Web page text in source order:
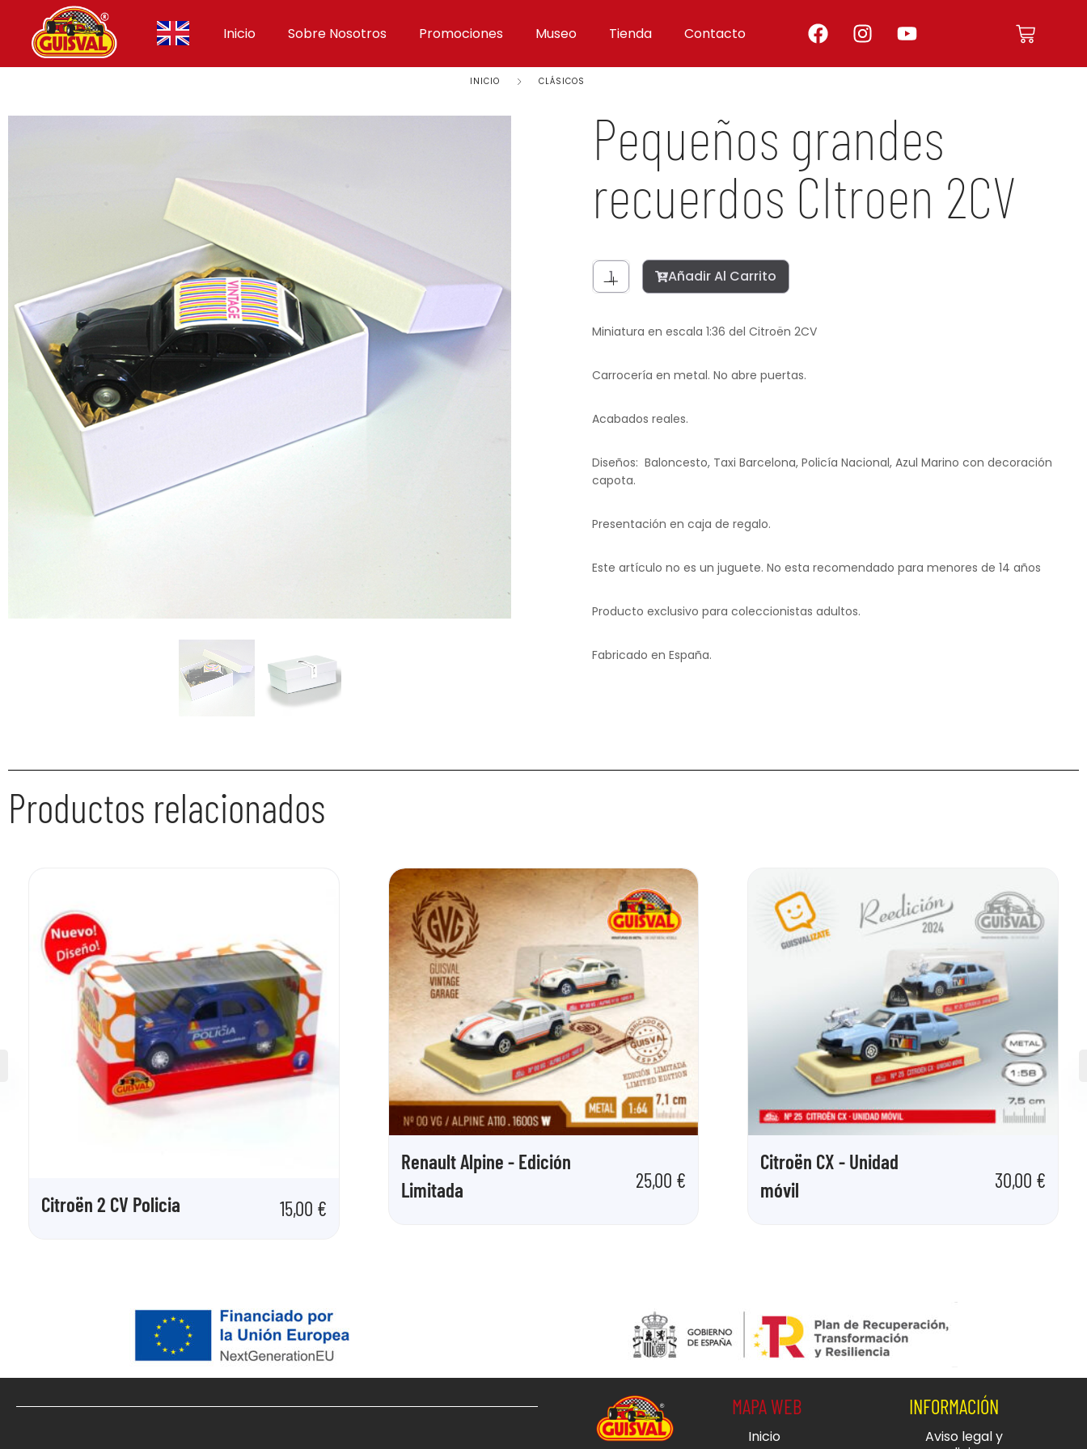
Inicio Sobre Nosotros Promociones Museo Tienda Contacto
INICIO CLÁSICOS
Pequeños grandes
recuerdos CItroen 2CV
Añadir Al Carrito
Miniatura en escala 1:36 del Citroën 2CV
Carrocería en metal. No abre puertas.
Acabados reales.
Diseños: Baloncesto, Taxi Barcelona, Policía Nacional, Azul Marino con decoración
capota.
Presentación en caja de regalo.
Este artículo no es un juguete. No esta recomendado para menores de 14 años
Producto exclusivo para coleccionistas adultos.
Fabricado en España.
Productos relacionados
Citroën 2 CV Policia 15,00 €
Renault Alpine - Edición
Limitada
25,00 €
Citroën CX - Unidad
móvil
30,00 €
MAPA WEB
Inicio
INFORMACIÓN
Aviso legal y